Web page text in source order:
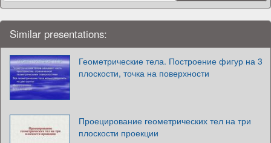
Similar presentations:
Геометрические тела. Построение фигур на 3
плоскости, точка на поверхности
Проецирование геометрических тел на три
плоскости проекции